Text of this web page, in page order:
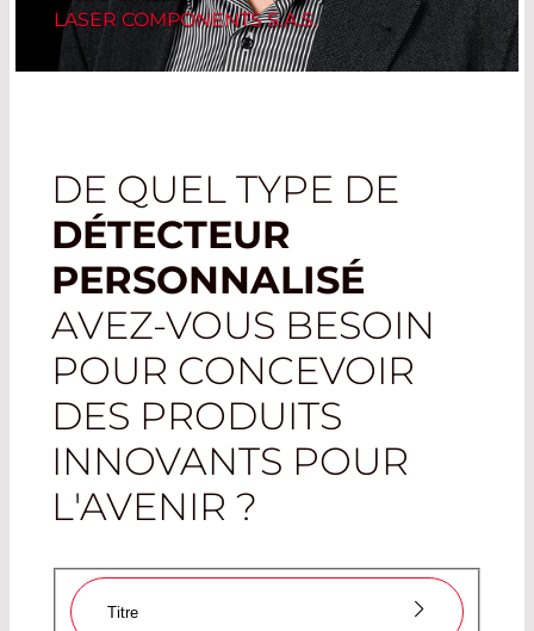
DE QUEL TYPE DE
DÉTECTEUR
PERSONNALISÉ
AVEZ-VOUS BESOIN
POUR CONCEVOIR
DES PRODUITS
INNOVANTS POUR
L'AVENIR ?
Titre
LASER COMPONENTS S.A.S.